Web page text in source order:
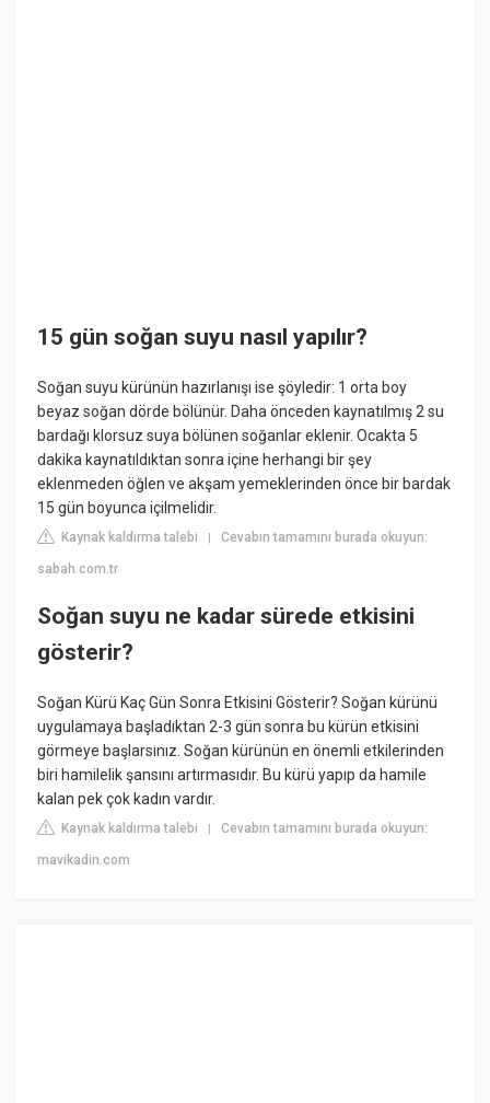
15 gün soğan suyu nasıl yapılır?
Soğan suyu kürünün hazırlanışı ise şöyledir: 1 orta boy
beyaz soğan dörde bölünür. Daha önceden kaynatılmış 2 su
bardağı klorsuz suya bölünen soğanlar eklenir. Ocakta 5
dakika kaynatıldıktan sonra içine herhangi bir şey
eklenmeden öğlen ve akşam yemeklerinden önce bir bardak
15 gün boyunca içilmelidir.
Kaynak kaldırma talebi |Cevabın tamamını burada okuyun:
sabah.com.tr
Soğan suyu ne kadar sürede etkisini
gösterir?
Soğan Kürü Kaç Gün Sonra Etkisini Gösterir? Soğan kürünü
uygulamaya başladıktan 2-3 gün sonra bu kürün etkisini
görmeye başlarsınız. Soğan kürünün en önemli etkilerinden
biri hamilelik şansını artırmasıdır. Bu kürü yapıp da hamile
kalan pek çok kadın vardır.
Kaynak kaldırma talebi |Cevabın tamamını burada okuyun:
mavikadin.com